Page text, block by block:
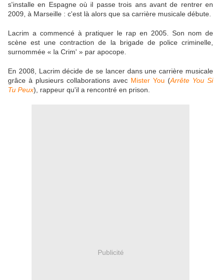
s'installe en Espagne où il passe trois ans avant de rentrer en
2009, à Marseille : c'est là alors que sa carrière musicale débute.
Lacrim a commencé à pratiquer le rap en 2005. Son nom de
scène est une contraction de la brigade de police criminelle,
surnommée « la Crim' » par apocope.
En 2008, Lacrim décide de se lancer dans une carrière musicale
grâce à plusieurs collaborations avec Mister You (Arrête You Si
Tu Peux), rappeur qu'il a rencontré en prison.
Publicité